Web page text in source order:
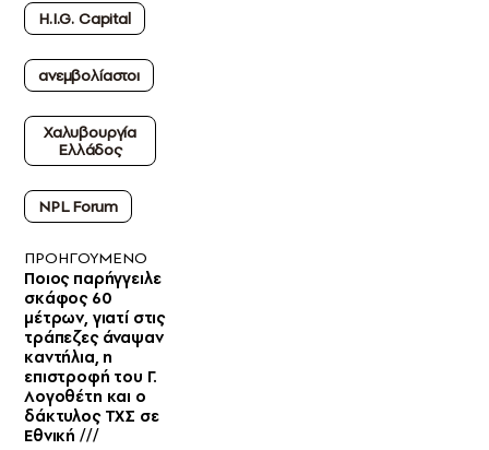
H.I.G. Capital
ανεμβολίαστοι
Χαλυβουργία
Ελλάδος
NPL Forum
ΠΡΟΗΓΟΥΜΕΝΟ
Ποιος παρήγγειλε
σκάφος 60
μέτρων, γιατί στις
τράπεζες άναψαν
καντήλια, η
επιστροφή του Γ.
Λογοθέτη και ο
δάκτυλος ΤΧΣ σε
Εθνική ///